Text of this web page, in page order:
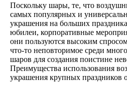
Поскольку шары, те, что
самых популярных и
украшения на больших
юбилеи, корпоративные
они пользуются высоким
что-то неповторимое среди
шаров для создания поистине
Преимущества использования
украшения крупных праздников